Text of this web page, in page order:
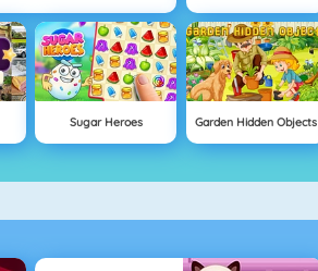
Sugar Heroes Garden Hidden Objects